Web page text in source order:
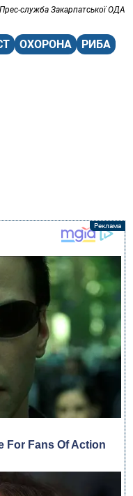
Прес-служба Закарпатської ОДА
ОХОРОНА
РИБА